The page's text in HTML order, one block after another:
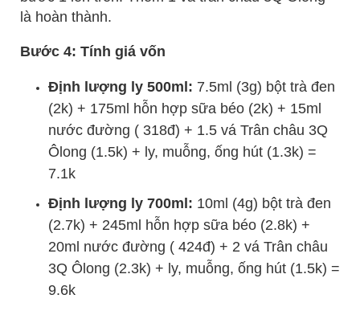
là hoàn thành.
Bước 4: Tính giá vốn
Định lượng ly 500ml: 7.5ml (3g) bột trà đen
(2k) + 175ml hỗn hợp sữa béo (2k) + 15ml
nước đường ( 318đ) + 1.5 vá Trân châu 3Q
Ôlong (1.5k) + ly, muỗng, ống hút (1.3k) =
7.1k
Định lượng ly 700ml: 10ml (4g) bột trà đen
(2.7k) + 245ml hỗn hợp sữa béo (2.8k) +
20ml nước đường ( 424đ) + 2 vá Trân châu
3Q Ôlong (2.3k) + ly, muỗng, ống hút (1.5k) =
9.6k